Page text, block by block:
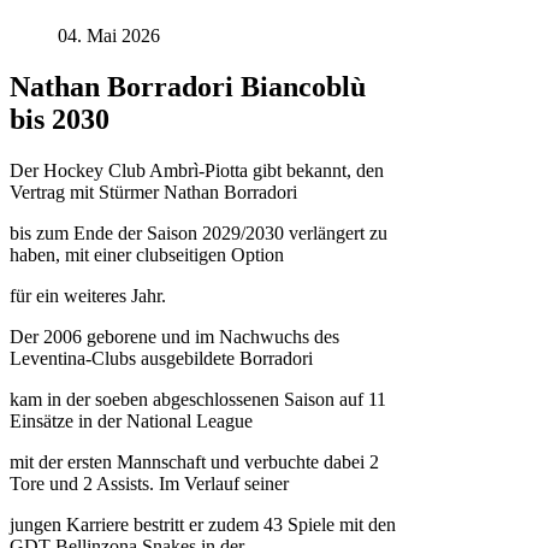
04. Mai 2026
Nathan Borradori Biancoblù
bis 2030
Der Hockey Club Ambrì-Piotta gibt bekannt, den
Vertrag mit Stürmer Nathan Borradori
bis zum Ende der Saison 2029/2030 verlängert zu
haben, mit einer clubseitigen Option
für ein weiteres Jahr.
Der 2006 geborene und im Nachwuchs des
Leventina-Clubs ausgebildete Borradori
kam in der soeben abgeschlossenen Saison auf 11
Einsätze in der National League
mit der ersten Mannschaft und verbuchte dabei 2
Tore und 2 Assists. Im Verlauf seiner
jungen Karriere bestritt er zudem 43 Spiele mit den